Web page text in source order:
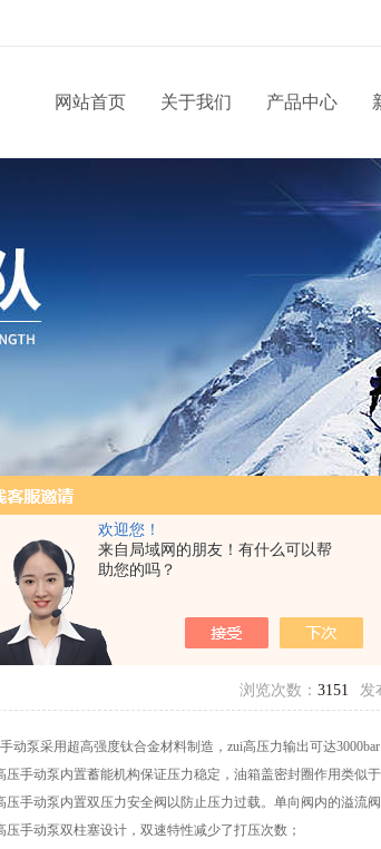
欢迎您！
来自局域网的朋友！有什么可以帮
助您的吗？
网站首页 关于我们 产品中心
页 > 技术文章 > EUPRESS超高压手动泵
EUPRESS
浏览次数： 3151 发
动泵采用超高强度钛合金材料制造，zui高压力输出可达
压手动泵内置蓄能机构保证压力稳定，油箱盖密封圈作用类似
压手动泵内置双压力安全阀以防止压力过载。单向阀内的溢流
压手动泵双柱塞设计，双速特性减少了打压次数；